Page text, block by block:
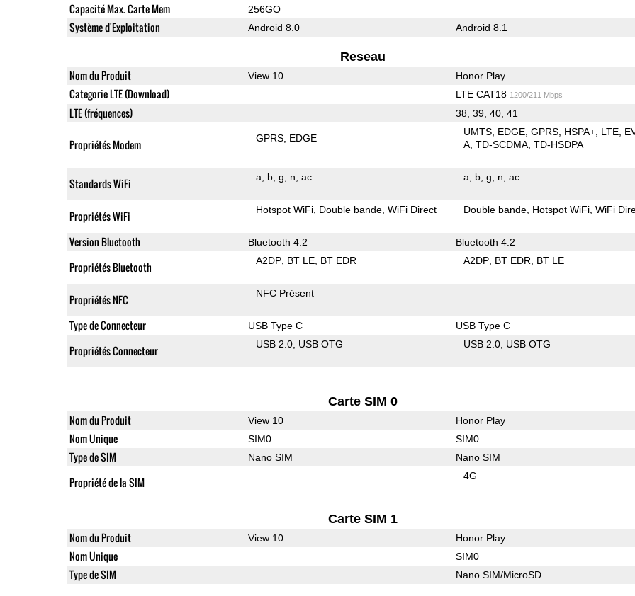
Capacité Max. Carte Mem 256GO
Système d'Exploitation Android 8.0 Android 8.1
Reseau
Nom du Produit View 10 Honor Play
Categorie LTE (Download) LTE CAT18 1200/211 Mbps
LTE (fréquences) 38, 39, 40, 41
Propriétés Modem GPRS EDGE
UMTS EDGE GPRS HSPA+ LTE
A TD-SCDMA TD-HSDPA
Standards WiFi a b g n ac a b g n ac
Propriétés WiFi Hotspot WiFi Double bande WiFi Direct Double bande Hotspot WiFi WiFi
Version Bluetooth Bluetooth 4.2 Bluetooth 4.2
Propriétés Bluetooth A2DP BT LE BT EDR A2DP BT EDR BT LE
Propriétés NFC NFC Présent
Type de Connecteur USB Type C USB Type C
Propriétés Connecteur USB 2.0 USB OTG USB 2.0 USB OTG
Carte SIM 0
Nom du Produit View 10 Honor Play
Nom Unique SIM0 SIM0
Type de SIM Nano SIM Nano SIM
Propriété de la SIM 4G
Carte SIM 1
Nom du Produit View 10 Honor Play
Nom Unique SIM0
Type de SIM Nano SIM/MicroSD